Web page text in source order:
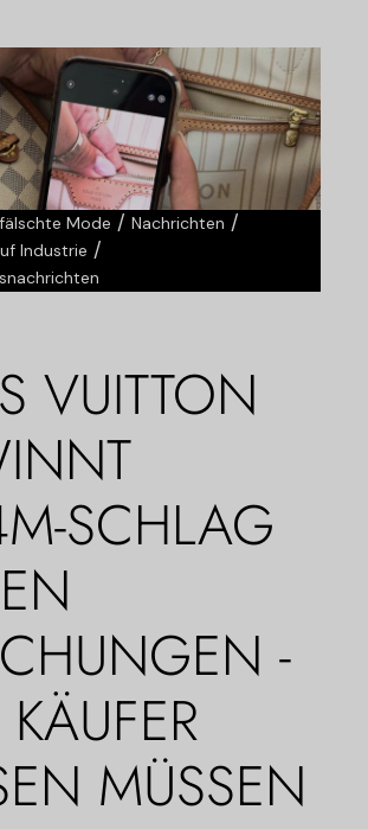
Mode /Nachrichten /
Industrie /
VUITTON
SCHLAG
-
MÜSSEN